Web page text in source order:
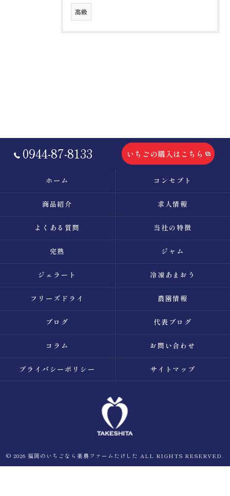
高級
0944-87-8133 いちごの購入はこちら
ホーム コンセプト
商品紹介 求人情報
よくある質問 当社の特徴
完熟 ジャム
ジェラート 冷凍あまおう
フリーズドライ 農園情報
ブログ 代表ブログ
コラム お問い合わせ
プライバシーポリシー サイトマップ
© 2026 福岡のいちごなら楽農ファームたけした ALL RIGHTS RESERVED.